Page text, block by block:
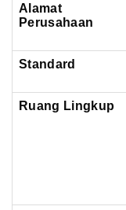
Alamat
Perusahaan
Standard
Ruang Lingkup